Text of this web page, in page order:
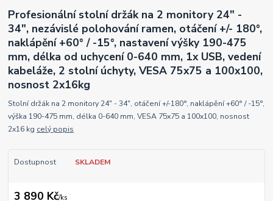
Profesionální stolní držák na 2 monitory 24" -
34", nezávislé polohování ramen, otáčení +/- 180°,
naklápění +60° / -15°, nastavení výšky 190-475
mm, délka od uchycení 0-640 mm, 1x USB, vedení
kabeláže, 2 stolní úchyty, VESA 75x75 a 100x100,
nosnost 2x16kg
Stolní držák na 2 monitory 24" - 34", otáčení +/-180°, naklápění +60° / -15°,
výška 190-475 mm, délka 0-640 mm, VESA 75x75 a 100x100, nosnost
2x16 kg celý popis
Dostupnost SKLADEM
3 890 Kč/ks